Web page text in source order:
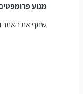
מנוע
שתף את האתר